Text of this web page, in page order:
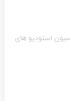
استودیو های